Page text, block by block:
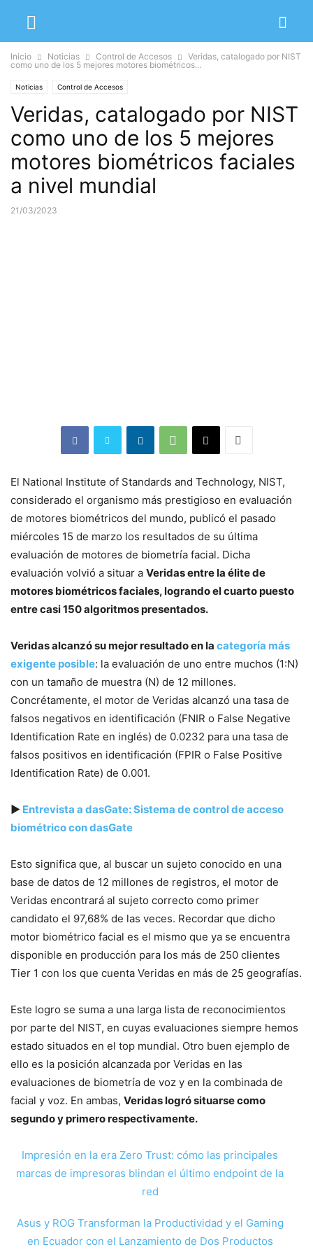
Inicio Noticias Control de Accesos
Veridas, catalogado por NIST
como uno de los 5 mejores motores biométricos...
Noticias Control de Accesos
Veridas, catalogado por NIST
como uno de los 5 mejores
motores biométricos faciales
a nivel mundial
21/03/2023
El National Institute of Standards and Technology, NIST,
considerado el organismo más prestigioso en evaluación
de motores biométricos del mundo, publicó el pasado
miércoles 15 de marzo los resultados de su última
evaluación de motores de biometría facial. Dicha
evaluación volvió a situar a Veridas entre la élite de
motores biométricos faciales, logrando el cuarto puesto
entre casi 150 algoritmos presentados.
Veridas alcanzó su mejor resultado en la categoría más
exigente posible: la evaluación de uno entre muchos (1:N)
con un tamaño de muestra (N) de 12 millones.
Concrétamente, el motor de Veridas alcanzó una tasa de
falsos negativos en identificación (FNIR o False Negative
Identification Rate en inglés) de 0.0232 para una tasa de
falsos positivos en identificación (FPIR o False Positive
Identification Rate) de 0.001.
▶ Entrevista a dasGate: Sistema de control de acceso
biométrico con dasGate
Esto significa que, al buscar un sujeto conocido en una
base de datos de 12 millones de registros, el motor de
Veridas encontrará al sujeto correcto como primer
candidato el 97,68% de las veces. Recordar que dicho
motor biométrico facial es el mismo que ya se encuentra
disponible en producción para los más de 250 clientes
Tier 1 con los que cuenta Veridas en más de 25 geografías.
Este logro se suma a una larga lista de reconocimientos
por parte del NIST, en cuyas evaluaciones siempre hemos
estado situados en el top mundial. Otro buen ejemplo de
ello es la posición alcanzada por Veridas en las
evaluaciones de biometría de voz y en la combinada de
facial y voz. En ambas, Veridas logró situarse como
segundo y primero respectivamente.
Impresión en la era Zero Trust: cómo las principales
marcas de impresoras blindan el último endpoint de la
red
Asus y ROG Transforman la Productividad y el Gaming
en Ecuador con el Lanzamiento de Dos Productos